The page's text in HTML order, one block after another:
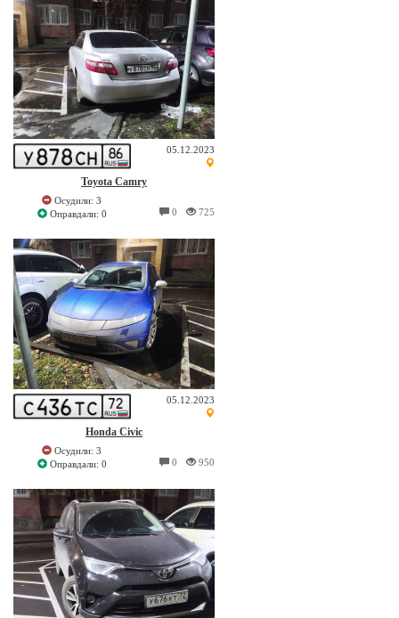
05.12.2023
Toyota Camry
Осудили: 3
Оправдали: 0
725
0
05.12.2023
Honda Civic
Осудили: 3
Оправдали: 0
950
0